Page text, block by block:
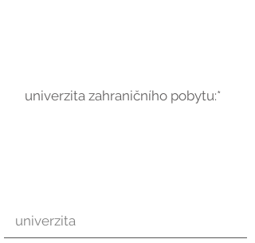
univerzita zahraničního pobytu:*